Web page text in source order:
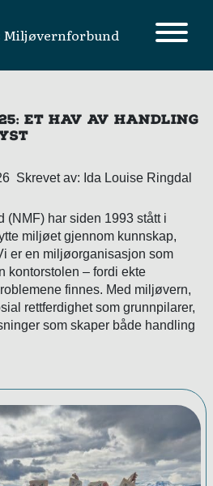
Miljøvernforbund
ET HAV AV HANDLING
Skrevet av: Ida Louise Ringdal
(NMF) har siden 1993 stått i
miljøet gjennom kunnskap,
er en miljøorganisasjon som
kontorstolen – fordi ekte
finnes. Med miljøvern,
rettferdighet som grunnpilarer,
som skaper både handling